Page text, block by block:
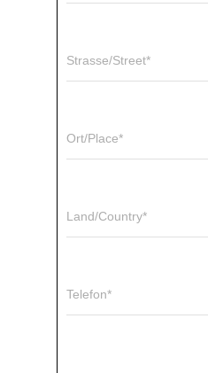
Strasse/Street*
Ort/Place*
Land/Country*
Telefon*